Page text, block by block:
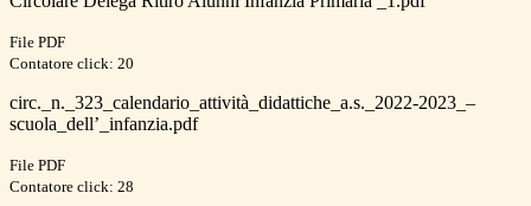
File PDF
Contatore click: 20
circ._n._323_calendario_attività_didattiche_a.s._2022-2023_–
scuola_dell’_infanzia.pdf
File PDF
Contatore click: 28